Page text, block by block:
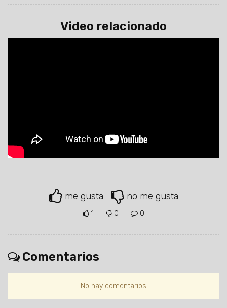
Video relacionado
me gusta no me gusta
1 0 0
Comentarios
No hay comentarios